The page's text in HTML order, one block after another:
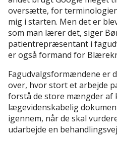
oversætte, for
mig i starten. Men det er
som man lærer det, siger
patientrepræsentant i
er også formand for
Fagudvalgsformændene er
over, hvor stort et arbejde
forstå de store mængder af
lægevidenskabelig
igennem, når de skal
udarbejde en